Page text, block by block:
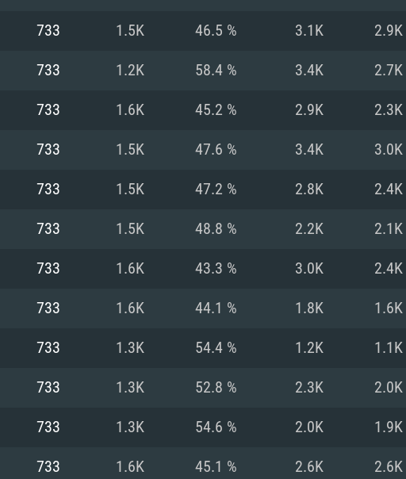
DE
Recomendado
superior
Memória: 16 GB ou mais
Xeon
Recomendado
mais recente
Processador: Core i7
Memória: 8 GB
Recomendado
733 1.5K 46.5 % 3.1K 2.9K
733 1.2K 58.4 % 3.4K 2.7K
733 1.6K 45.2 % 2.9K 2.3K
733 1.5K 47.6 % 3.4K 3.0K
733 1.5K 47.2 % 2.8K 2.4K
733 1.5K 48.8 % 2.2K 2.1K
733 1.6K 43.3 % 3.0K 2.4K
733 1.6K 44.1 % 1.8K 1.6K
733 1.3K 54.4 % 1.2K 1.1K
733 1.3K 52.8 % 2.3K 2.0K
733 1.3K 54.6 % 2.0K 1.9K
733 1.6K 45.1 % 2.6K 2.6K